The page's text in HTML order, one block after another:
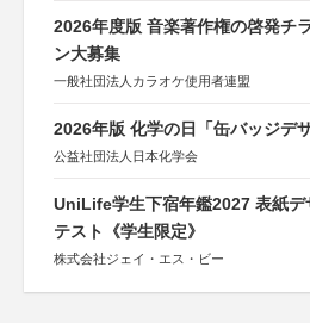
2026年度版 音楽著作権の啓発チ
ン大募集
一般社団法人カラオケ使用者連盟
2026年版 化学の日「缶バッジデ
公益社団法人日本化学会
UniLife学生下宿年鑑2027 表紙デ
テスト《学生限定》
株式会社ジェイ・エス・ビー